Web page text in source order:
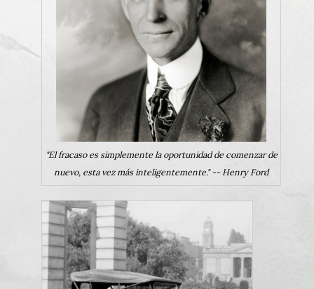
"El fracaso es simplemente la oportunidad de comenzar de
nuevo, esta vez más inteligentemente." -- Henry Ford